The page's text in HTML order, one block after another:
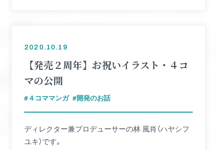
2020.10.19
４コママンガ 開発のお話
【発売２周年】お祝いイラスト・４コ
マの公開
ディレクター兼プロデューサーの林 風肖（ハヤシフ
ユキ）です。